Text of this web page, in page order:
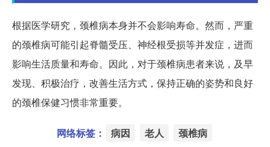
根据医学研究，颈椎病本身并不会影响寿命。然而，严重
的颈椎病可能引起脊髓受压、神经根受损等并发症，进而
影响生活质量和寿命。因此，对于颈椎病患者来说，及早
发现、积极治疗，改善生活方式，保持正确的姿势和良好
的颈椎保健习惯非常重要。
网络标签： 病因 老人 颈椎病